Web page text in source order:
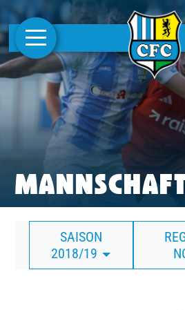
AKTUELLES
1. MANNSCHAFT
FRAUEN
CAMPUS
CLUB
CLUBMITGLIEDSCHAFT
BUSINESS
SAISON
2018/19